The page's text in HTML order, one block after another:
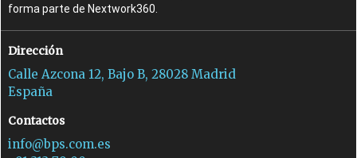
forma parte de Nextwork360.
Dirección
Calle Azcona 12, Bajo B, 28028 Madrid
España
Contactos
info@bps.com.es